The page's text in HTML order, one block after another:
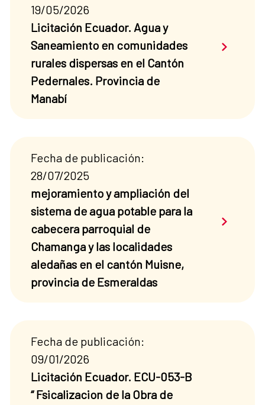
19/05/2026
Licitación Ecuador. Agua y
Saneamiento en comunidades
rurales dispersas en el Cantón
Pedernales. Provincia de
Manabí
Saber
Fecha de publicación:
28/07/2025
mejoramiento y ampliación del
sistema de agua potable para la
cabecera parroquial de
Chamanga y las localidades
aledañas en el cantón Muisne,
provincia de Esmeraldas
Saber
Fecha de publicación:
09/01/2026
Licitación Ecuador. ECU-053-B
“ Fsicalizacion de la Obra de